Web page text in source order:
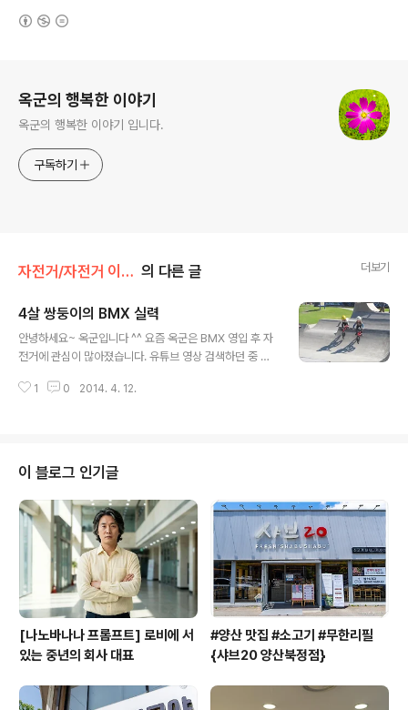
옥군의 행복한 이야기
옥군의 행복한 이야기 입니다.
구독하기
자전거/자전거 이야기 의 다른 글 더보기
4살 쌍둥이의 BMX 실력
안녕하세요~ 옥군입니다 ^^ 요즘 옥군은 BMX 영입 후 자
전거에 관심이 많아졌습니다. 유튜브 영상 검색하던 중 재
의 BMX 라이딩 모습인데요. 4살이라고는 믿겨지지 않는
세요~~ ^^ (4살 쌍둥이의 BMX 실력)
1 0 2014. 4. 12.
이 블로그 인기글
[나노바나나 프롬프트] 로비에 서
있는 중년의 회사 대표
#양산 맛집 #소고기 #무한리필
{샤브20 양산북정점}